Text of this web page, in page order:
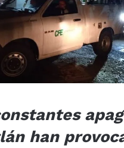
han